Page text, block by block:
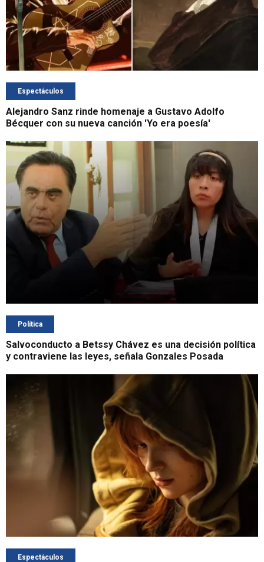
Espectáculos
Alejandro Sanz rinde homenaje a Gustavo Adolfo
Bécquer con su nueva canción 'Yo era poesía'
Política
Salvoconducto a Betssy Chávez es una decisión política
y contraviene las leyes, señala Gonzales Posada
Espectáculos